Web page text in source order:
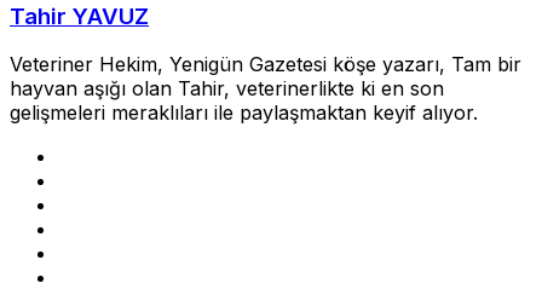
Tahir YAVUZ
Veteriner Hekim, Yenigün Gazetesi köşe yazarı, Tam bir
hayvan aşığı olan Tahir, veterinerlikte ki en son
gelişmeleri meraklıları ile paylaşmaktan keyif alıyor.